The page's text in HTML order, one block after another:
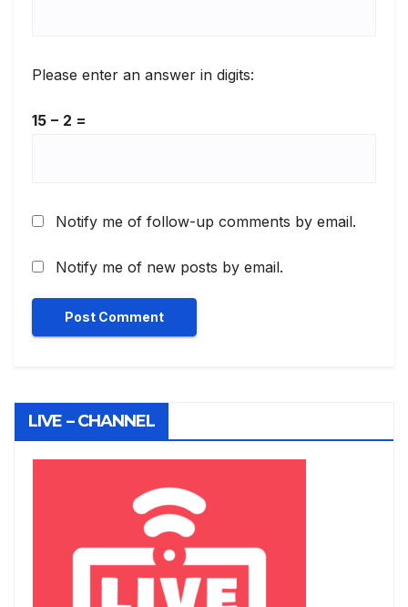
Please enter an answer in digits:
15 − 2 =
Notify me of follow-up comments by email.
Notify me of new posts by email.
LIVE – CHANNEL